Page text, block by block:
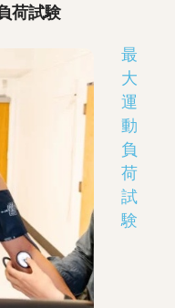
荷試験
最
大
運
動
負
荷
試
験